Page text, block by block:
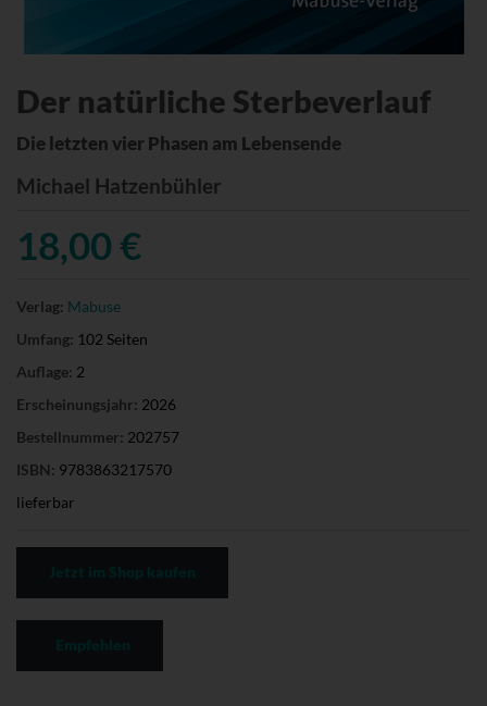
Der natürliche Sterbeverlauf
Die letzten vier Phasen am Lebensende
Michael Hatzenbühler
18,00 €
Verlag: Mabuse
Umfang: 102 Seiten
Auflage: 2
Erscheinungsjahr: 2026
Bestellnummer: 202757
ISBN: 9783863217570
lieferbar